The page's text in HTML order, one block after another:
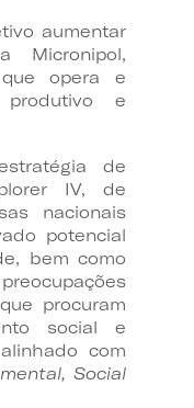
aumentar
Micronipol,
opera e
e
de
IV, de
nacionais
potencial
bem como
procuram
social e
com
Social